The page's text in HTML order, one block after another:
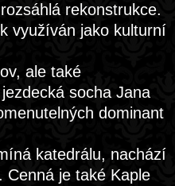
rekonstrukce.
využíván jako kulturní
ale také
socha Jana
dominant
katedrálu, nachází
Cenná je také Kaple